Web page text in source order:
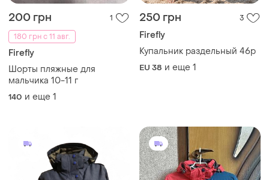
200 грн
1
180 грн с 11 авг.
Firefly
Шорты пляжные для
мальчика 10-11 г
140 и еще 1
250 грн 3
Firefly
Купальник раздельный 46р
EU 38 и еще 1